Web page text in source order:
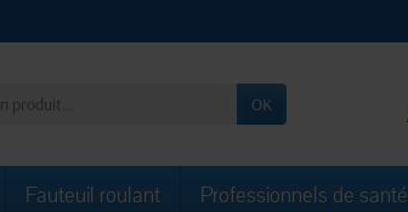
OK
Fauteuil roulant Professionnels de santé